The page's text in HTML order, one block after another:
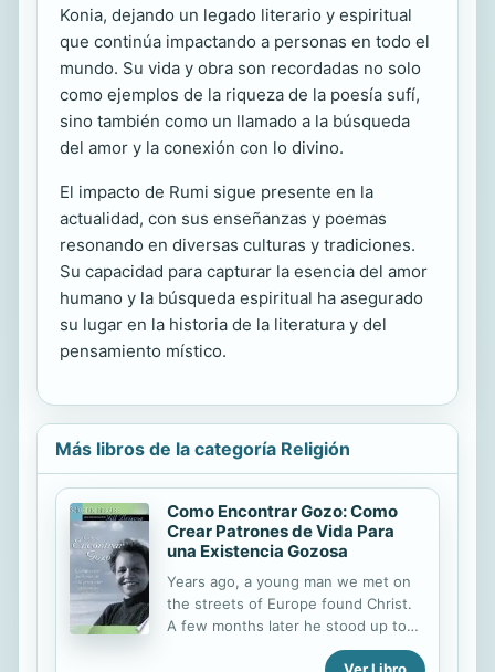
Konia, dejando un legado literario y espiritual
que continúa impactando a personas en todo el
mundo. Su vida y obra son recordadas no solo
como ejemplos de la riqueza de la poesía sufí,
sino también como un llamado a la búsqueda
del amor y la conexión con lo divino.
El impacto de Rumi sigue presente en la
actualidad, con sus enseñanzas y poemas
resonando en diversas culturas y tradiciones.
Su capacidad para capturar la esencia del amor
humano y la búsqueda espiritual ha asegurado
su lugar en la historia de la literatura y del
pensamiento místico.
Más libros de la categoría Religión
Como Encontrar Gozo: Como
Crear Patrones de Vida Para
una Existencia Gozosa
Years ago, a young man we met on
the streets of Europe found Christ.
A few months later he stood up to
testify to his newfound faith. "I've